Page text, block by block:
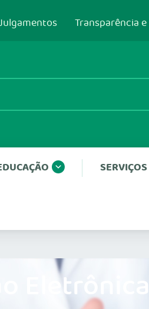
Transparência
SERVIÇOS
Eletrônica